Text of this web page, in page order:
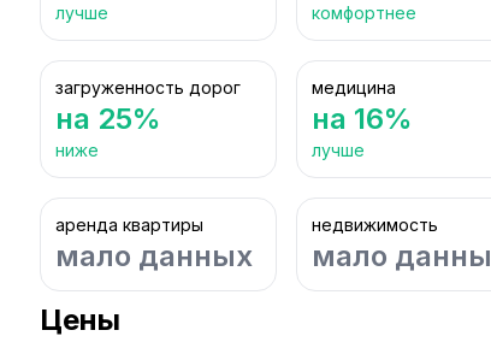
лучше комфортнее
загруженность дорог
на 25%
ниже
медицина
на 16%
лучше
аренда квартиры
мало данных
недвижимость
мало
Цены